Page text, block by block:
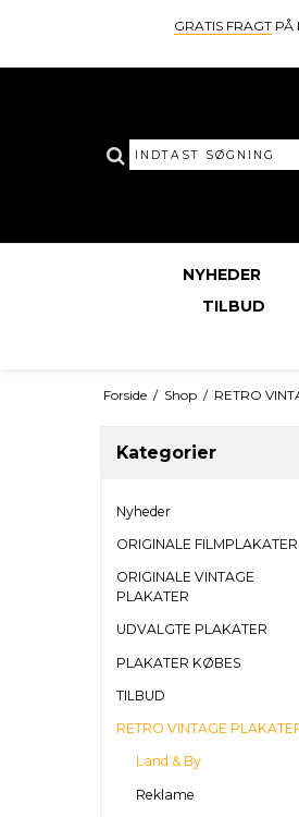
GRATIS FRAGTPÅ
NYHEDER
TILBUD
Forside / Shop / RETRO
Kategorier
Nyheder
ORIGINALE FILMPLAKATER
ORIGINALE VINTAGE
PLAKATER
UDVALGTE PLAKATER
PLAKATER KØBES
TILBUD
RETRO VINTAGE
Land & By
Reklame